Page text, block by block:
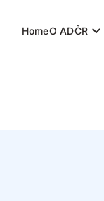
HomeO ADČR